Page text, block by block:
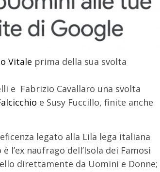
Vitale prima della sua svolta
e Fabrizio Cavallaro una svolta
e Susy Fuccillo, finite anche
legato alla Lila lega italiana
naufrago dell’Isola dei Famosi
direttamente da Uomini e Donne;